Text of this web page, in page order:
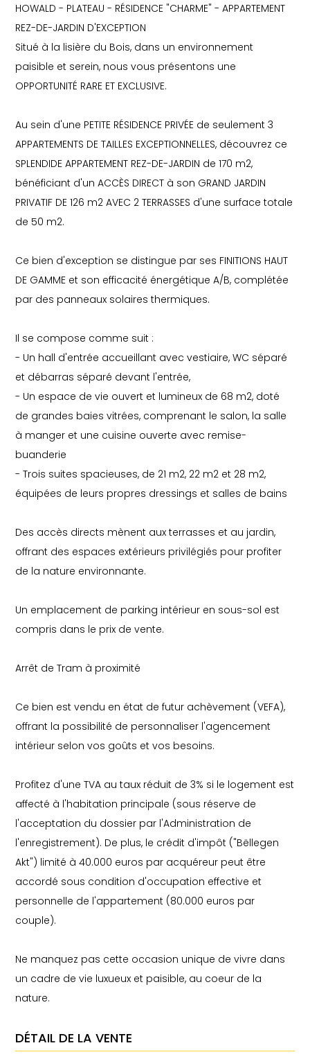
HOWALD - PLATEAU - RÉSIDENCE "CHARME" - APPARTEMENT
REZ-DE-JARDIN D'EXCEPTION
Situé à la lisière du Bois, dans un environnement
paisible et serein, nous vous présentons une
OPPORTUNITÉ RARE ET EXCLUSIVE.
Au sein d'une PETITE RÉSIDENCE PRIVÉE de seulement 3
APPARTEMENTS DE TAILLES EXCEPTIONNELLES, découvrez ce
SPLENDIDE APPARTEMENT REZ-DE-JARDIN de 170 m2,
bénéficiant d'un ACCÈS DIRECT à son GRAND JARDIN
PRIVATIF DE 126 m2 AVEC 2 TERRASSES d'une surface totale
de 50 m2.
Ce bien d'exception se distingue par ses FINITIONS HAUT
DE GAMME et son efficacité énergétique A/B, complétée
par des panneaux solaires thermiques.
Il se compose comme suit :
- Un hall d'entrée accueillant avec vestiaire, WC séparé
et débarras séparé devant l'entrée,
- Un espace de vie ouvert et lumineux de 68 m2, doté
de grandes baies vitrées, comprenant le salon, la salle
à manger et une cuisine ouverte avec remise-
buanderie
- Trois suites spacieuses, de 21 m2, 22 m2 et 28 m2,
équipées de leurs propres dressings et salles de bains
Des accès directs mènent aux terrasses et au jardin,
offrant des espaces extérieurs privilégiés pour profiter
de la nature environnante.
Un emplacement de parking intérieur en sous-sol est
compris dans le prix de vente.
Arrêt de Tram à proximité
Ce bien est vendu en état de futur achèvement (VEFA),
offrant la possibilité de personnaliser l'agencement
intérieur selon vos goûts et vos besoins.
Profitez d'une TVA au taux réduit de 3% si le logement est
affecté à l'habitation principale (sous réserve de
l'acceptation du dossier par l'Administration de
l'enregistrement). De plus, le crédit d'impôt ("Bëllegen
Akt") limité à 40.000 euros par acquéreur peut être
accordé sous condition d'occupation effective et
personnelle de l'appartement (80.000 euros par
couple).
Ne manquez pas cette occasion unique de vivre dans
un cadre de vie luxueux et paisible, au coeur de la
nature.
DÉTAIL DE LA VENTE